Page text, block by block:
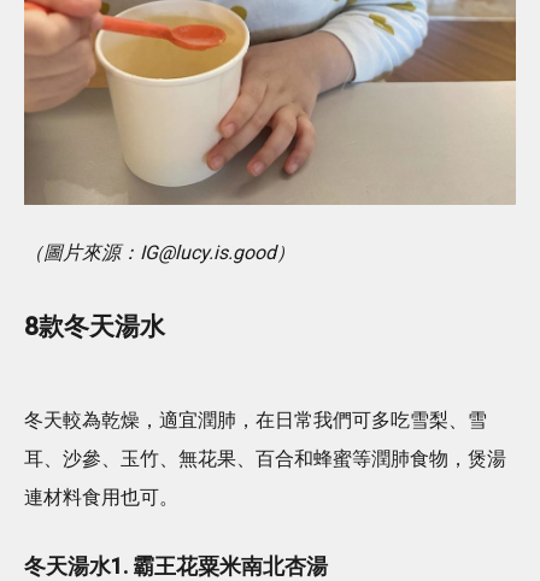
（圖片來源：IG@lucy.is.good）
8款冬天湯水
冬天較為乾燥，適宜潤肺，在日常我們可多吃雪梨、雪
耳、沙參、玉竹、無花果、百合和蜂蜜等潤肺食物，煲湯
連材料食用也可。
冬天湯水1. 霸王花粟米南北杏湯